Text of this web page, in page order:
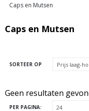
Caps en Mutsen
Caps en Mutsen
SORTEER OP
Geen resultaten
PER PAGINA: